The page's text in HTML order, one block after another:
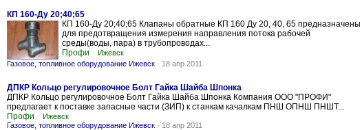
КП 160-Ду 20;40;65
КП 160-Ду 20;40;65 Клапаны обратные КП 160 Ду 20, 40, 65 предназначены
для предотвращения измерения направления потока рабочей
среды(воды, пара) в трубопроводах...
Профи
Ижевск
Газовое, топливное оборудование Ижевск - 18 апр 2011
ДПКР Кольцо регулировочное Болт Гайка Шайба Шпонка
ДПКР Кольцо регулировочное Болт Гайка Шайба Шпонка Компания ООО "ПРОФИ"
предлагает к поставке запасные части (ЗИП) к станкам качалкам ПНШ ОПНШ ПНШТ...
Профи
Ижевск
Газовое, топливное оборудование Ижевск - 18 апр 2011